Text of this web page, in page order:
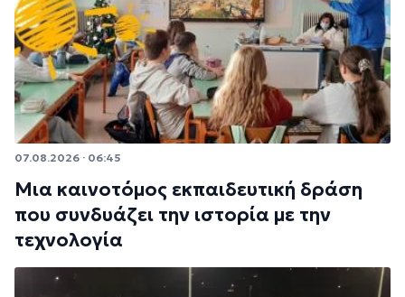
07.08.2026 · 06:45
Μια καινοτόμος εκπαιδευτική δράση
που συνδυάζει την ιστορία με την
τεχνολογία